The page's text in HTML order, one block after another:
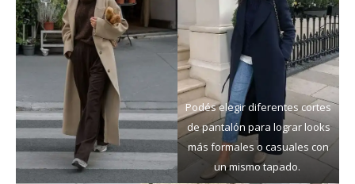
Podés elegir diferentes cortes
de pantalón para lograr looks
más formales o casuales con
un mismo tapado.